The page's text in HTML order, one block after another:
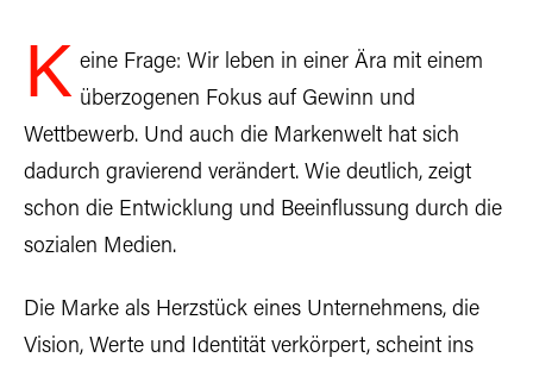
K eine Frage: Wir leben in einer Ära mit einem
überzogenen Fokus auf Gewinn und
Wettbewerb. Und auch die Markenwelt hat sich
dadurch gravierend verändert. Wie deutlich, zeigt
schon die Entwicklung und Beeinflussung durch die
sozialen Medien.
Die Marke als Herzstück eines Unternehmens, die
Vision, Werte und Identität verkörpert, scheint ins